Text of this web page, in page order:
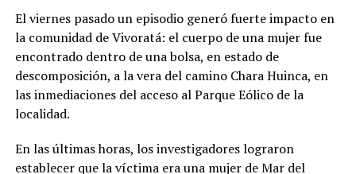
arboledas y dejarse tentar por una taza de chocolate
caliente mientras se disfruta de buena música es el plan
perfecto para escaparse de la rutina este fin de semana
largo.
INFORMACIÓN GENERAL DEL EVENTO
Evento: 30° Fiesta Nacional del Chocolate Artesanal
El viernes pasado un episodio generó fuerte impacto en
la comunidad de Vivoratá: el cuerpo de una mujer fue
encontrado dentro de una bolsa, en estado de
descomposición, a la vera del camino Chara Huinca, en
las inmediaciones del acceso al Parque Eólico de la
localidad.
En las últimas horas, los investigadores lograron
establecer que la víctima era una mujer de Mar del